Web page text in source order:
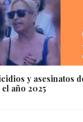
y asesinatos
año 2025